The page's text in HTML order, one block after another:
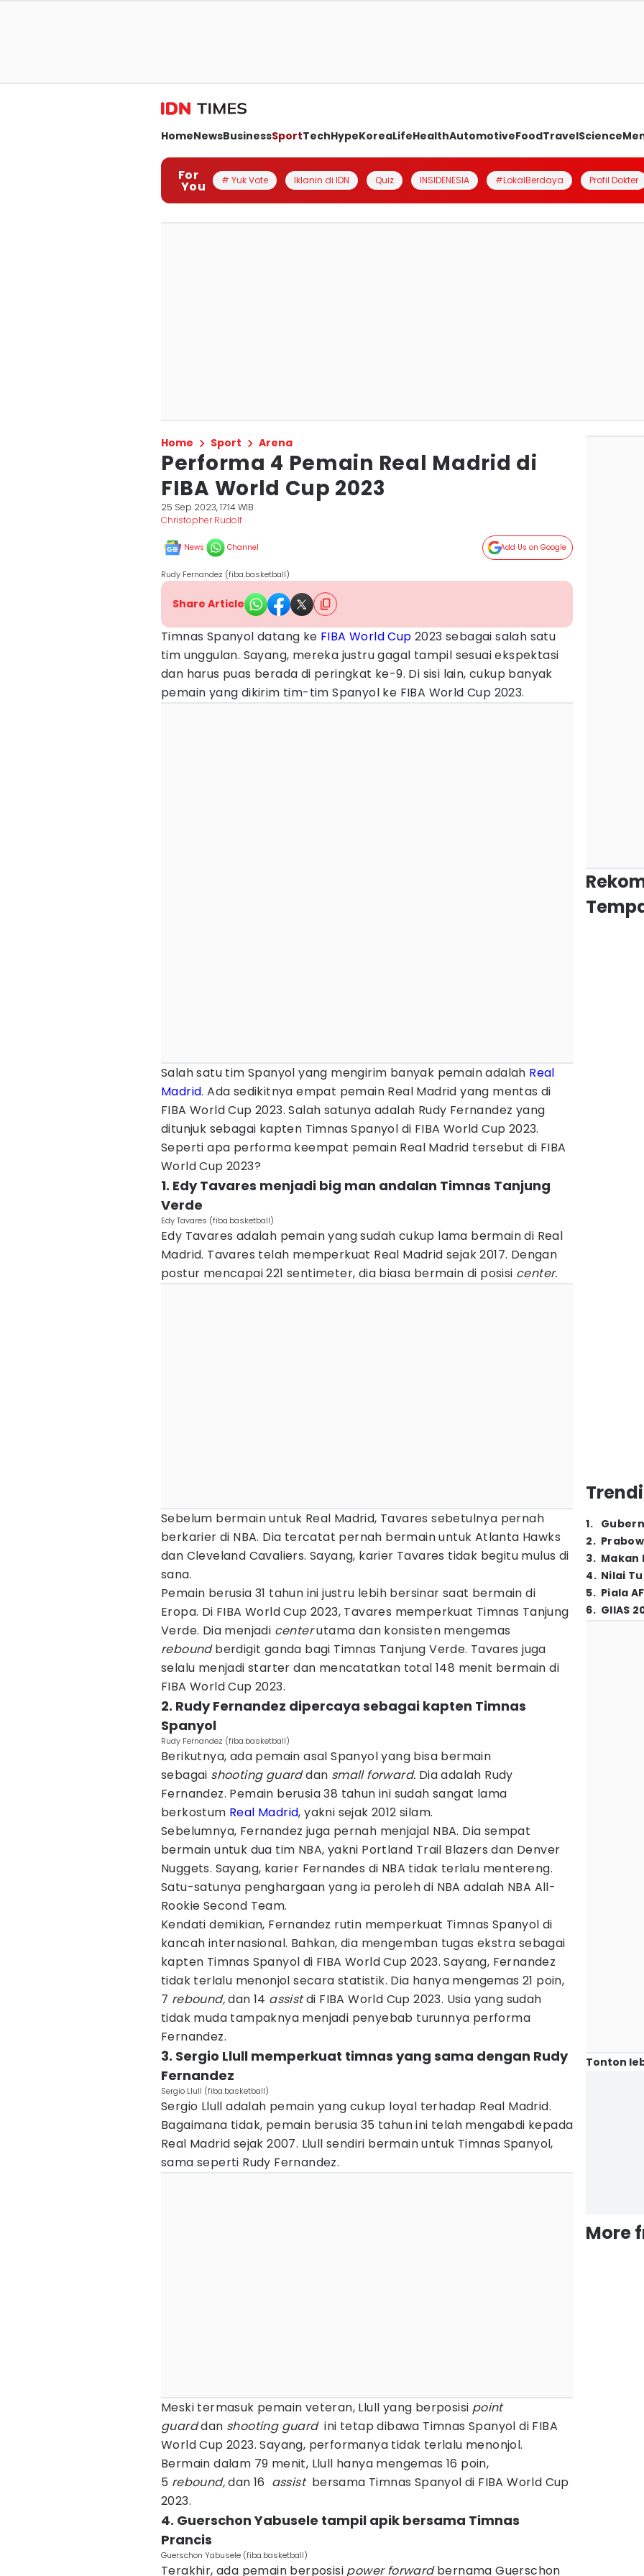
HomeNewsBusinessSportTechHypeKoreaLifeHealthAutomotiveFoodTravelScience
For
You # Yuk Vote Iklanin di IDN Quiz INSIDENESIA #LokalBerdaya Profil Dokter
Home Sport Arena
Performa 4 Pemain Real Madrid di
FIBA World Cup 2023
25 Sep 2023, 17:14 WIB
Christopher Rudolf
News Channel Add Us on Google
Rudy Fernandez (fiba.basketball)
Share Article
Timnas Spanyol datang ke FIBA World Cup 2023 sebagai salah satu
tim unggulan. Sayang, mereka justru gagal tampil sesuai ekspektasi
dan harus puas berada di peringkat ke-9. Di sisi lain, cukup banyak
pemain yang dikirim tim-tim Spanyol ke FIBA World Cup 2023.
Salah satu tim Spanyol yang mengirim banyak pemain adalah Real
Madrid. Ada sedikitnya empat pemain Real Madrid yang mentas di
FIBA World Cup 2023. Salah satunya adalah Rudy Fernandez yang
ditunjuk sebagai kapten Timnas Spanyol di FIBA World Cup 2023.
Seperti apa performa keempat pemain Real Madrid tersebut di FIBA
World Cup 2023?
1. Edy Tavares menjadi big man andalan Timnas Tanjung
Verde
Edy Tavares (fiba.basketball)
Edy Tavares adalah pemain yang sudah cukup lama bermain di Real
Madrid. Tavares telah memperkuat Real Madrid sejak 2017. Dengan
postur mencapai 221 sentimeter, dia biasa bermain di posisi center.
Sebelum bermain untuk Real Madrid, Tavares sebetulnya pernah
berkarier di NBA. Dia tercatat pernah bermain untuk Atlanta Hawks
dan Cleveland Cavaliers. Sayang, karier Tavares tidak begitu mulus di
sana.
Pemain berusia 31 tahun ini justru lebih bersinar saat bermain di
Eropa. Di FIBA World Cup 2023, Tavares memperkuat Timnas Tanjung
Verde. Dia menjadi centerutama dan konsisten mengemas
reboundberdigit ganda bagi Timnas Tanjung Verde. Tavares juga
selalu menjadi starter dan mencatatkan total 148 menit bermain di
FIBA World Cup 2023.
2. Rudy Fernandez dipercaya sebagai kapten Timnas
Spanyol
Rudy Fernandez (fiba.basketball)
Berikutnya, ada pemain asal Spanyol yang bisa bermain
sebagai shooting guarddan small forward. Dia adalah Rudy
Fernandez. Pemain berusia 38 tahun ini sudah sangat lama
berkostum Real Madrid, yakni sejak 2012 silam.
Sebelumnya, Fernandez juga pernah menjajal NBA. Dia sempat
bermain untuk dua tim NBA, yakni Portland Trail Blazers dan Denver
Nuggets. Sayang, karier Fernandes di NBA tidak terlalu mentereng.
Satu-satunya penghargaan yang ia peroleh di NBA adalah NBA All-
Rookie Second Team.
Kendati demikian, Fernandez rutin memperkuat Timnas Spanyol di
kancah internasional. Bahkan, dia mengemban tugas ekstra sebagai
kapten Timnas Spanyol di FIBA World Cup 2023. Sayang, Fernandez
tidak terlalu menonjol secara statistik. Dia hanya mengemas 21 poin,
7 rebound,dan 14 assistdi FIBA World Cup 2023. Usia yang sudah
tidak muda tampaknya menjadi penyebab turunnya performa
Fernandez.
3. Sergio Llull memperkuat timnas yang sama dengan Rudy
Fernandez
Sergio Llull (fiba.basketball)
Sergio Llull adalah pemain yang cukup loyal terhadap Real Madrid.
Bagaimana tidak, pemain berusia 35 tahun ini telah mengabdi kepada
Real Madrid sejak 2007. Llull sendiri bermain untuk Timnas Spanyol,
sama seperti Rudy Fernandez.
Meski termasuk pemain veteran, Llull yang berposisi point
guarddan shooting guard ini tetap dibawa Timnas Spanyol di FIBA
World Cup 2023. Sayang, performanya tidak terlalu menonjol.
Bermain dalam 79 menit, Llull hanya mengemas 16 poin,
5 rebound,dan 16 assist bersama Timnas Spanyol di FIBA World Cup
2023.
4. Guerschon Yabusele tampil apik bersama Timnas
Prancis
Guerschon Yabusele (fiba.basketball)
Terakhir, ada pemain berposisi power forwardbernama Guerschon
1.
2.
3. Makan
4. Nilai
5. Piala
6. GIIAS
Tonton
More